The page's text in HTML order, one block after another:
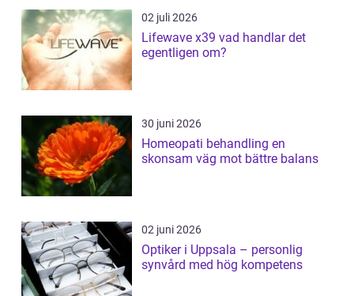
02 juli 2026
Lifewave x39 vad handlar det
egentligen om?
30 juni 2026
Homeopati behandling en
skonsam väg mot bättre balans
02 juni 2026
Optiker i Uppsala – personlig
synvård med hög kompetens